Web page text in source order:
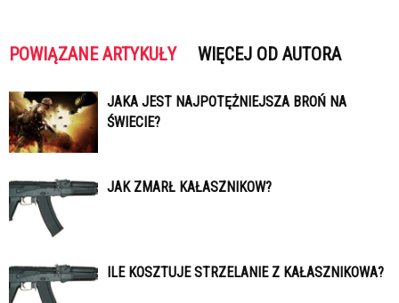
POWIĄZANE ARTYKUŁY WIĘCEJ OD AUTORA
JAKA JEST NAJPOTĘŻNIEJSZA BROŃ NA
ŚWIECIE?
JAK ZMARŁ KAŁASZNIKOW?
ILE KOSZTUJE STRZELANIE Z KAŁASZNIKOWA?